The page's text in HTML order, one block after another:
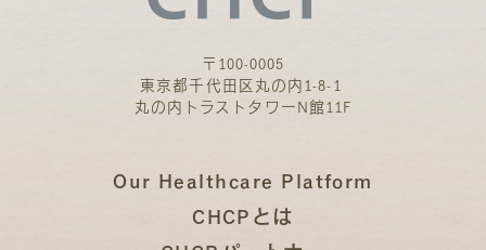
〒100-0005
東京都千代田区丸の内1-8-1
丸の内トラストタワーN館11F
Our Healthcare Platform
CHCPとは